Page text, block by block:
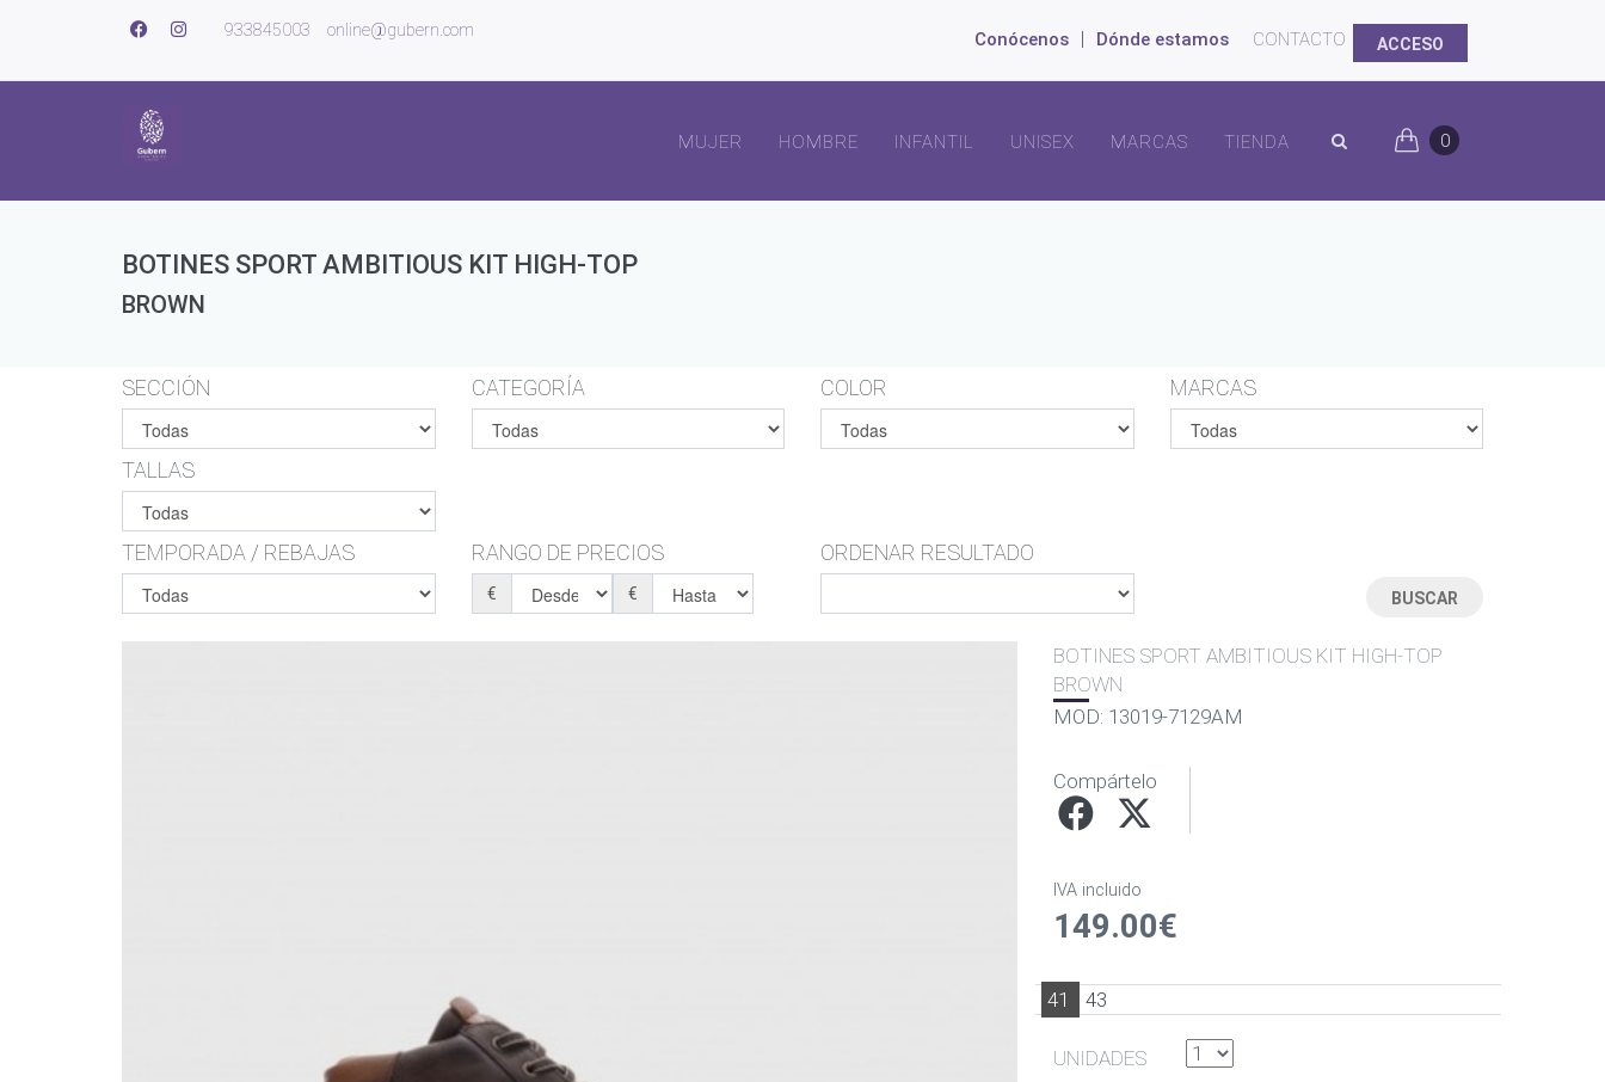
933845003 online@gubern.com Conócenos | Dónde estamos CONTACTO ACCESO
MUJER HOMBRE INFANTIL UNISEX MARCAS TIENDA 0
BOTINES SPORT AMBITIOUS KIT HIGH-TOP
BROWN
SECCIÓN CATEGORÍA COLOR MARCAS
TALLAS
TEMPORADA / REBAJAS RANGO DE PRECIOS
€ €
ORDENAR RESULTADO
BOTINES SPORT AMBITIOUS KIT HIGH-TOP
BROWN
MOD: 13019-7129AM
Compártelo
IVA incluido
149.00€
41 43
UNIDADES